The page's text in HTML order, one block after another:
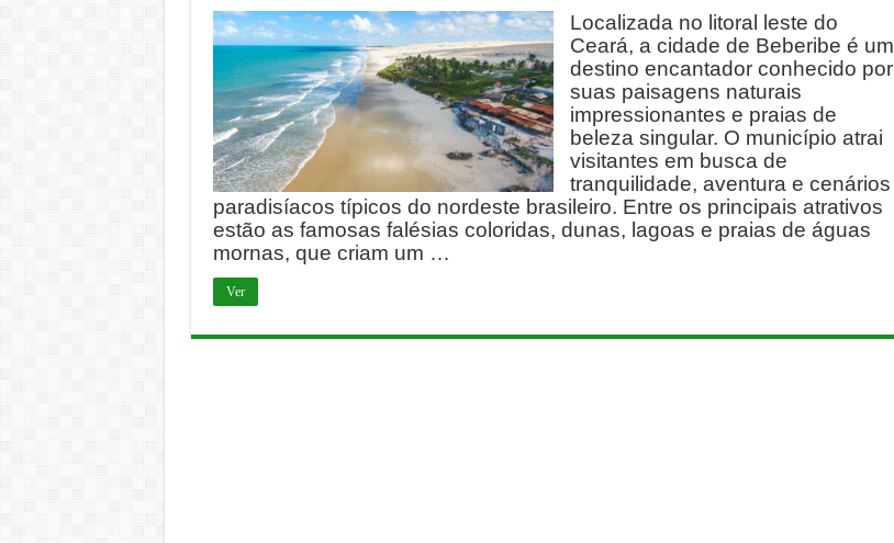
Localizada no litoral leste do
Ceará, a cidade de Beberibe é um
destino encantador conhecido por
suas paisagens naturais
impressionantes e praias de
beleza singular. O município atrai
visitantes em busca de
tranquilidade, aventura e cenários
paradisíacos típicos do nordeste brasileiro. Entre os principais atrativos
estão as famosas falésias coloridas, dunas, lagoas e praias de águas
mornas, que criam um …
Ver